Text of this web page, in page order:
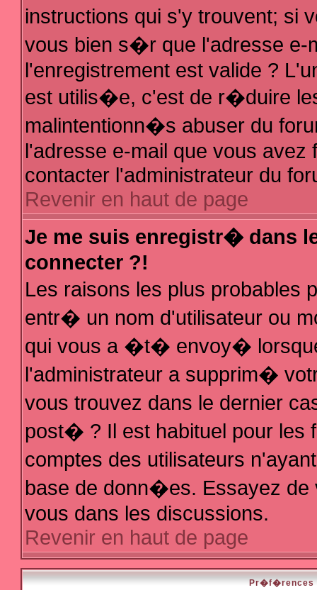
instructions qui s'y trouvent;
vous bien s�r que l'adresse e-
l'enregistrement est valide ?
est utilis�e, c'est de r�duire
malintentionn�s abuser du
l'adresse e-mail que vous
contacter l'administrateur du
Revenir en haut de page
Je me suis enregistr� dans
connecter ?!
Les raisons les plus probables
entr� un nom d'utilisateur ou
qui vous a �t� envoy�
l'administrateur a supprim�
vous trouvez dans le dernier
post� ? Il est habituel pour les
comptes des utilisateurs
base de donn�es. Essayez de
vous dans les discussions.
Revenir en haut de page
Pr�f�rences